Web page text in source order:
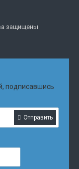
защищены
подписавшись
Отправить